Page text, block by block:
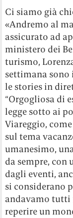
Ci siamo già
«Andremo al
assicurato ad
ministero dei
turismo,
settimana
le stories in
“Orgogliosa di
legge sotto ai
Viareggio,
sul tema
umanesimo,
da sempre,
dagli eventi,
si considerano
andavamo tutti
reperire un